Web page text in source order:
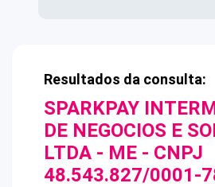
Resultados da consulta:
SPARKPAY
DE NEGOCIOS E
LTDA - ME - CNPJ
48.543.827/0001-